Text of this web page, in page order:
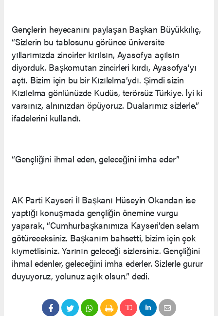
Gençlerin heyecanını paylaşan Başkan Büyükkılıç,
“Sizlerin bu tablosunu görünce üniversite
yıllarımızda zincirler kırılsın, Ayasofya açılsın
diyorduk. Başkomutan zincirleri kırdı, Ayasofya’yı
açtı. Bizim için bu bir Kızılelma’ydı. Şimdi sizin
Kızılelma gönlünüzde Kudüs, terörsüz Türkiye. İyi ki
varsınız, alnınızdan öpüyoruz. Dualarımız sizlerle.”
ifadelerini kullandı.
“Gençliğini ihmal eden, geleceğini imha eder”
AK Parti Kayseri İl Başkanı Hüseyin Okandan ise
yaptığı konuşmada gençliğin önemine vurgu
yaparak, “Cumhurbaşkanımıza Kayseri’den selam
götüreceksiniz. Başkanım bahsetti, bizim için çok
kıymetlisiniz. Yarının geleceği sizlersiniz. Gençliğini
ihmal edenler, geleceğini imha ederler. Sizlerle gurur
duyuyoruz, yolunuz açık olsun.” dedi.